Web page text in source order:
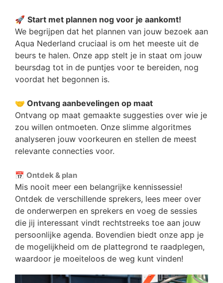
🚀 Start met plannen nog voor je aankomt!
We begrijpen dat het plannen van jouw bezoek aan
Aqua Nederland cruciaal is om het meeste uit de
beurs te halen. Onze app stelt je in staat om jouw
beursdag tot in de puntjes voor te bereiden, nog
voordat het begonnen is.
🤝 Ontvang aanbevelingen op maat
Ontvang op maat gemaakte suggesties over wie je
zou willen ontmoeten. Onze slimme algoritmes
analyseren jouw voorkeuren en stellen de meest
relevante connecties voor.
📅 Ontdek & plan
Mis nooit meer een belangrijke kennissessie!
Ontdek de verschillende sprekers, lees meer over
de onderwerpen en sprekers en voeg de sessies
die jij interessant vindt rechtstreeks toe aan jouw
persoonlijke agenda. Bovendien biedt onze app je
de mogelijkheid om de plattegrond te raadplegen,
waardoor je moeiteloos de weg kunt vinden!